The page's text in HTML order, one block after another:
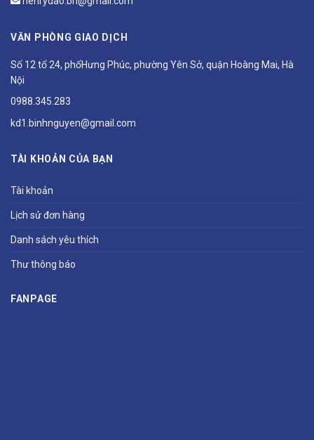
VĂN PHÒNG GIAO DỊCH
Số 12 tổ 24, phốHưng Phúc, phường Yên Sở, quận Hoàng Mai, Hà
Nội
0988.345.283
kd1.binhnguyen@gmail.com
TÀI KHOẢN CỦA BẠN
Tài khoản
Lịch sử đơn hàng
Danh sách yêu thích
Thư thông báo
FANPAGE